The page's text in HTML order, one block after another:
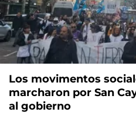
Los movimentos
marcharon por San
al gobierno